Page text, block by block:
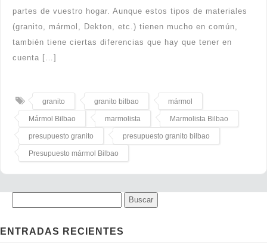
partes de vuestro hogar. Aunque estos tipos de materiales
(granito, mármol, Dekton, etc.) tienen mucho en común,
también tiene ciertas diferencias que hay que tener en
cuenta […]
granito granito bilbao mármol
Mármol Bilbao marmolista Marmolista Bilbao
presupuesto granito presupuesto granito bilbao
Presupuesto mármol Bilbao
ENTRADAS RECIENTES